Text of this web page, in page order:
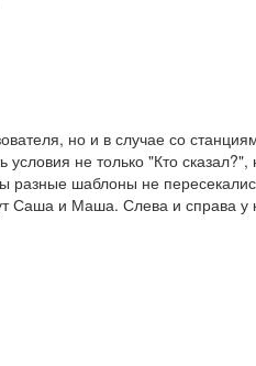
но и в случае со
не только "Кто сказал?",
разные шаблоны не
Саша и Маша. Слева и справа у